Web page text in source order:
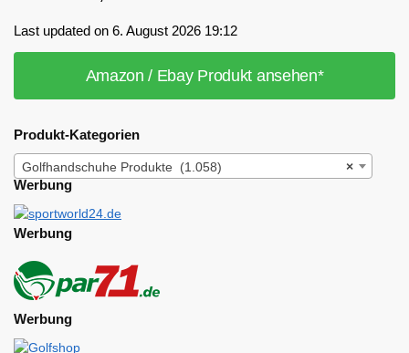
Last updated on 6. August 2026 19:12
Amazon / Ebay Produkt ansehen*
Produkt-Kategorien
×
Golfhandschuhe Produkte (1.058)
Werbung
Werbung
Werbung